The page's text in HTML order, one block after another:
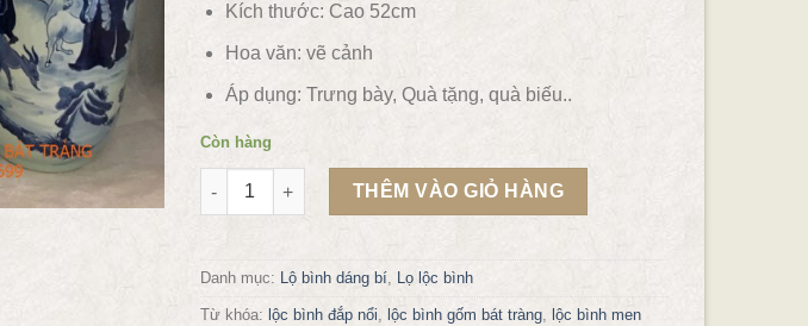
Kích thước: Cao 52cm
Hoa văn: vẽ cảnh
Áp dụng: Trưng bày, Quà tặng, quà biếu..
Còn hàng
Lộc bình dáng bí mẫu LB57 số lượng
THÊM VÀO GIỎ HÀNG
Danh mục: Lộ bình dáng bí, Lọ lộc bình
Từ khóa: lộc bình đắp nổi, lộc bình gốm bát tràng, lộc bình men